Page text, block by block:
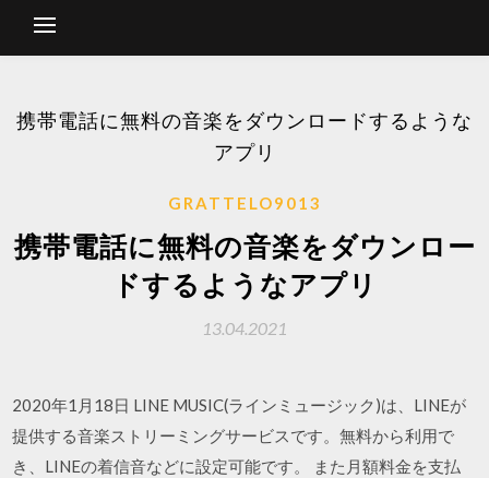
携帯電話に無料の音楽をダウンロードするような
アプリ
GRATTELO9013
携帯電話に無料の音楽をダウンロー
ドするようなアプリ
13.04.2021
2020年1月18日 LINE MUSIC(ラインミュージック)は、LINEが
提供する音楽ストリーミングサービスです。無料から利用で
き、LINEの着信音などに設定可能です。 また月額料金を支払